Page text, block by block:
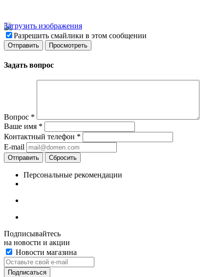
Загрузить изображения
Разрешить смайлики в этом сообщении
Задать вопрос
Вопрос *
Ваше имя *
Контактный телефон *
E-mail
Отправить Сбросить
Персональные рекомендации
Подписывайтесь
на новости и акции
Новости магазина